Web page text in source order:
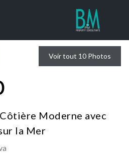
Voir tout 10 Photos
Moderne avec
la Mer